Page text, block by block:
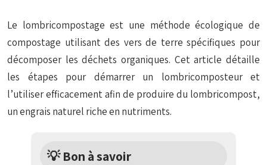
Le lombricompostage est une méthode écologique de
compostage utilisant des vers de terre spécifiques pour
décomposer les déchets organiques. Cet article détaille
les étapes pour démarrer un lombricomposteur et
l’utiliser efficacement afin de produire du lombricompost,
un engrais naturel riche en nutriments.
💡 Bon à savoir